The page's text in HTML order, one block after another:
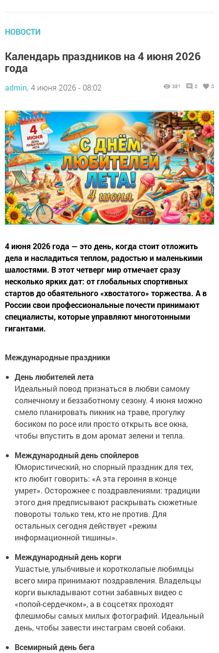
НОВОСТИ
Календарь праздников на 4 июня 2026
года
admin, 4 июня 2026 - 08:02 381 0 0
4 июня 2026 года — это день, когда стоит отложить
дела и насладиться теплом, радостью и маленькими
шалостями. В этот четверг мир отмечает сразу
несколько ярких дат: от глобальных спортивных
стартов до обаятельного «хвостатого» торжества. А в
России свои профессиональные почести принимают
специалисты, которые управляют многотонными
гигантами.
Международные праздники
День любителей лета
Идеальный повод признаться в любви самому
солнечному и беззаботному сезону. 4 июня можно
смело планировать пикник на траве, прогулку
босиком по росе или просто открыть все окна,
чтобы впустить в дом аромат зелени и тепла.
Международный день спойлеров
Юмористический, но спорный праздник для тех,
кто любит говорить: «А эта героиня в конце
умрет». Осторожнее с поздравлениями: традиции
этого дня предписывают раскрывать сюжетные
повороты только тем, кто не против. Для
остальных сегодня действует «режим
информационной тишины».
Международный день корги
Ушастые, улыбчивые и коротколапые любимцы
всего мира принимают поздравления. Владельцы
корги выкладывают сотни забавных видео с
«попой-сердечком», а в соцсетях проходят
флешмобы самых милых фотографий. Идеальный
день, чтобы завести инстаграм своей собаки.
Всемирный день бега